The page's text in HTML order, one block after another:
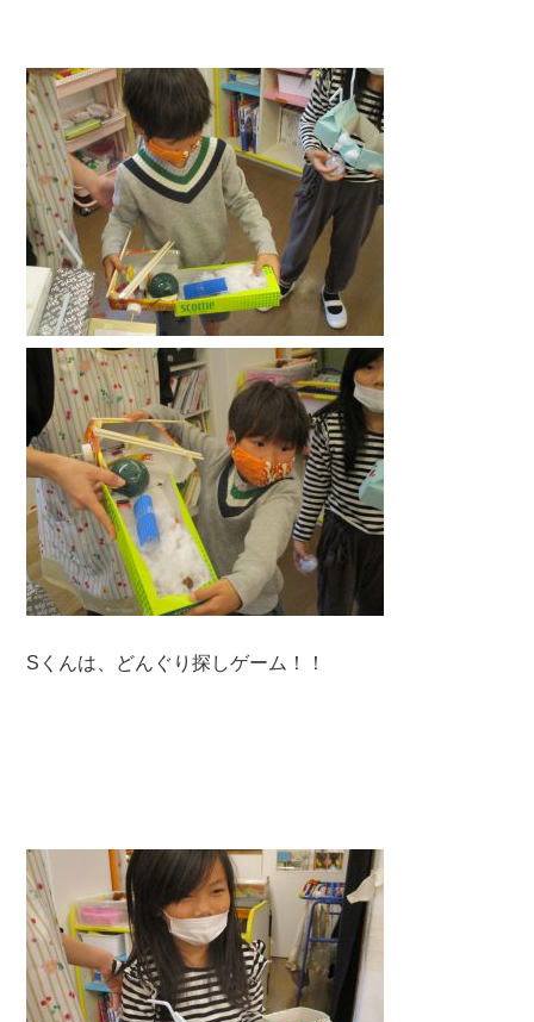
Sくんは、どんぐり探しゲーム！！